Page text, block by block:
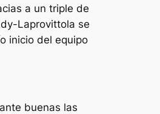
a un triple de
Laprovittola se
inicio del equipo
buenas las